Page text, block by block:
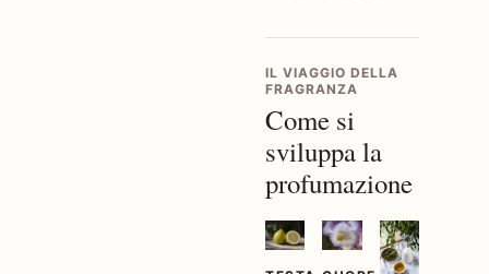
IL VIAGGIO DELLA
FRAGRANZA
Come si
sviluppa la
profumazione